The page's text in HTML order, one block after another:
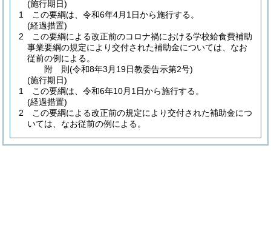
(施行期日)
1
この要綱は、令和6年4月1日から施行する。
(経過措置)
2
この要綱による改正前のコロナ禍における学校給食費補助
事業要綱の規定により交付された補助金については、なお
従前の例による。
附 則(令和8年3月19日教委告示第2号)
(施行期日)
1
この要綱は、令和6年10月1日から施行する。
(経過措置)
2
この要綱による改正前の規定により交付された補助金につ
いては、なお従前の例による。